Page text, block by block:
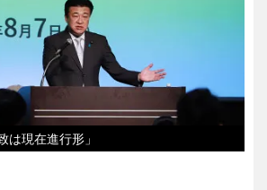
は現在進行形」